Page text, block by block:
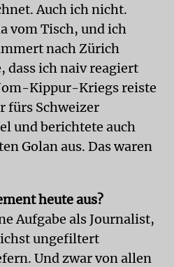
Auch ich nicht.
vom Tisch, und ich
nach Zürich
dass ich naiv reagiert
Kippur-Kriegs reiste
fürs Schweizer
und berichtete auch
Golan aus. Das waren
heute aus?
Aufgabe als Journalist,
ungefiltert
Und zwar von allen